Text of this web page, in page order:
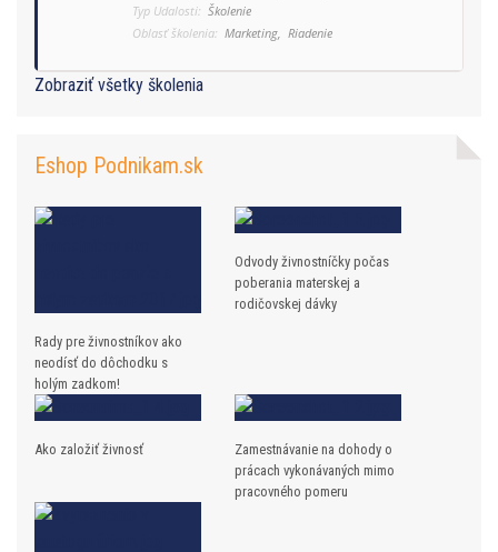
Typ Udalosti: Školenie
Oblasť školenia: Marketing, Riadenie
Zobraziť všetky školenia
Eshop Podnikam.sk
Rady pre živnostníkov ako
neodísť do dôchodku s
holým zadkom!
Odvody živnostníčky počas
poberania materskej a
rodičovskej dávky
Ako založiť živnosť
Zamestnávanie na dohody o
prácach vykonávaných mimo
pracovného pomeru